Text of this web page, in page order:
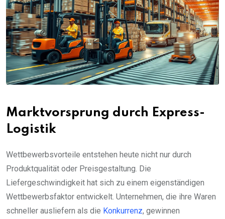
Marktvorsprung durch Express-
Logistik
Wettbewerbsvorteile entstehen heute nicht nur durch
Produktqualität oder Preisgestaltung. Die
Liefergeschwindigkeit hat sich zu einem eigenständigen
Wettbewerbsfaktor entwickelt. Unternehmen, die ihre Waren
schneller ausliefern als die Konkurrenz, gewinnen